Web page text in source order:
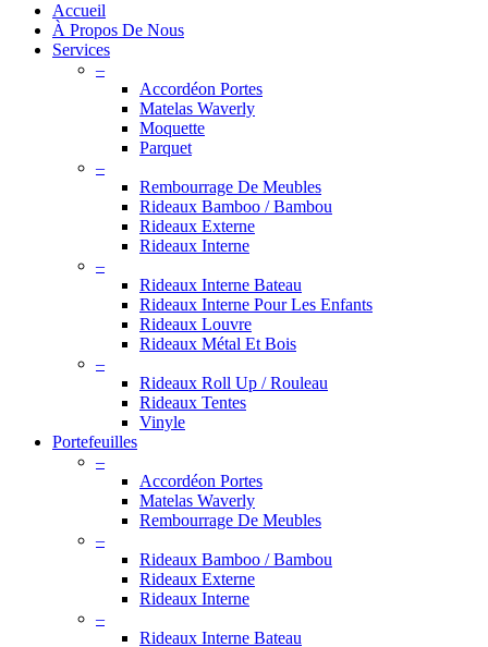
Accueil
À Propos De Nous
Services
–
Accordéon Portes
Matelas Waverly
Moquette
Parquet
–
Rembourrage De Meubles
Rideaux Bamboo / Bambou
Rideaux Externe
Rideaux Interne
–
Rideaux Interne Bateau
Rideaux Interne Pour Les Enfants
Rideaux Louvre
Rideaux Métal Et Bois
–
Rideaux Roll Up / Rouleau
Rideaux Tentes
Vinyle
Portefeuilles
–
Accordéon Portes
Matelas Waverly
Rembourrage De Meubles
–
Rideaux Bamboo / Bambou
Rideaux Externe
Rideaux Interne
–
Rideaux Interne Bateau